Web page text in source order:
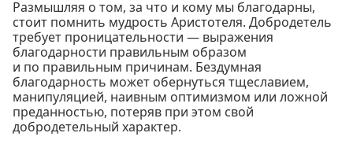
Размышляя о том, за что и кому мы благодарны,
стоит помнить мудрость Аристотеля. Добродетель
требует проницательности — выражения
благодарности правильным образом
и по правильным причинам. Бездумная
благодарность может обернуться тщеславием,
манипуляцией, наивным оптимизмом или ложной
преданностью, потеряв при этом свой
добродетельный характер.